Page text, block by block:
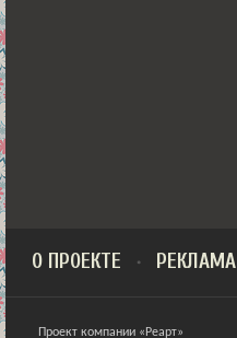
О ПРОЕКТЕ РЕКЛАМА
Проект компании «Реарт»